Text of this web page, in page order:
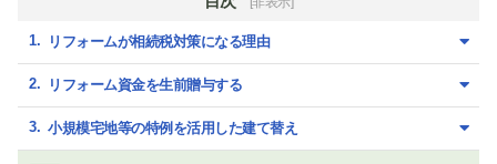
リフォームが相続税対策になる理由
リフォーム資金を生前贈与する
小規模宅地等の特例を活用した建て替え